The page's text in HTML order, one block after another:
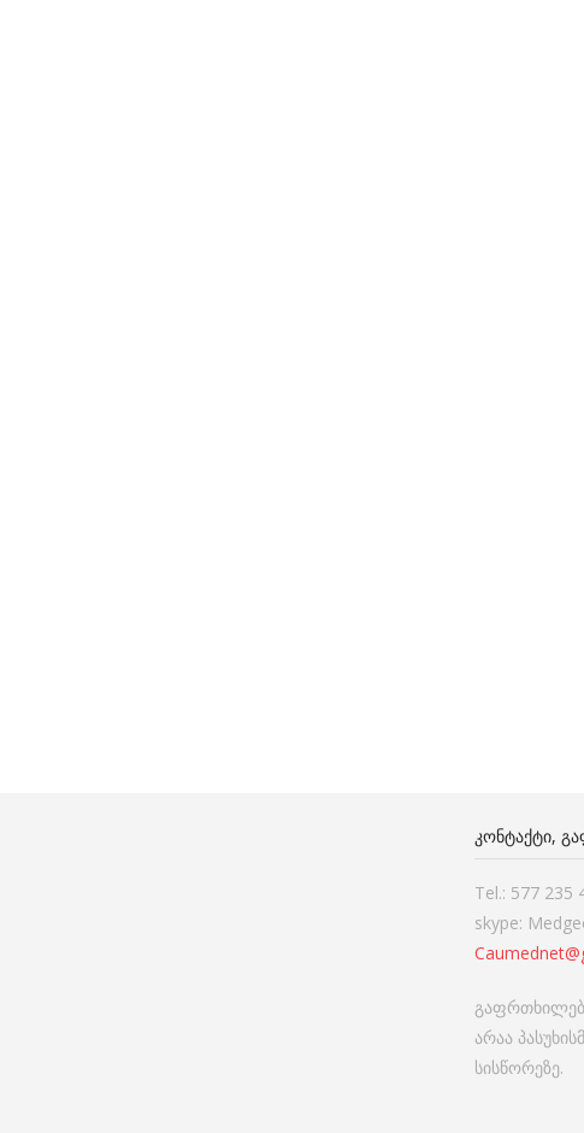
ᲙᲝᲜᲢᲐᲥᲢᲘ,
Tel.: 577 235
skype:
არაა
სისწორეზე.